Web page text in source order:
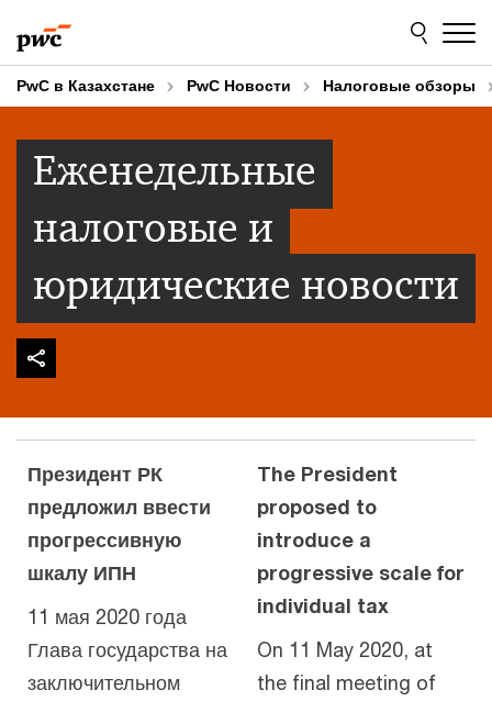
to
content
to
footer
PwC в Казахстане PwC Новости Налоговые обзоры
Еженедельные
налоговые и
юридические новости
Президент РК
предложил ввести
прогрессивную
шкалу ИПН
11 мая 2020 года
Глава государства на
заключительном
The President
proposed to
introduce a
progressive scale for
individual tax
On 11 May 2020, at
the final meeting of